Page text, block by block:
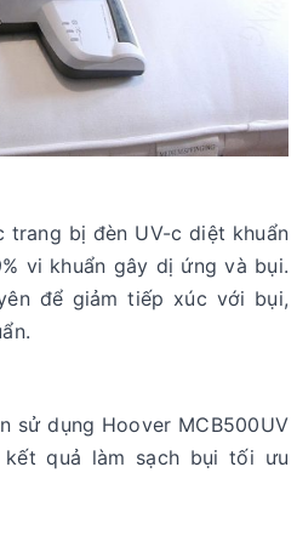
trang bị đèn UV-c diệt khuẩn
vi khuẩn gây dị ứng và bụi.
để giảm tiếp xúc với bụi,
sử dụng Hoover MCB500UV
quả làm sạch bụi tối ưu